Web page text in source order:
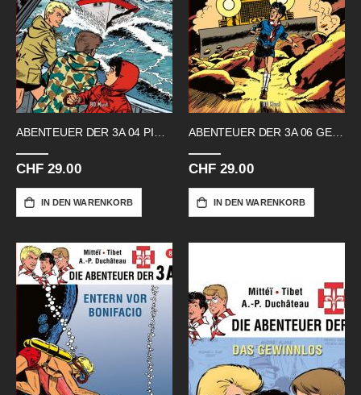
ABENTEUER DER 3A 04 PIRATEN IM NEBEL
CHF 29.00
IN DEN WARENKORB
ABENTEUER DER 3A 06 GEHEIMNIS
CHF 29.00
IN DEN WARENKORB